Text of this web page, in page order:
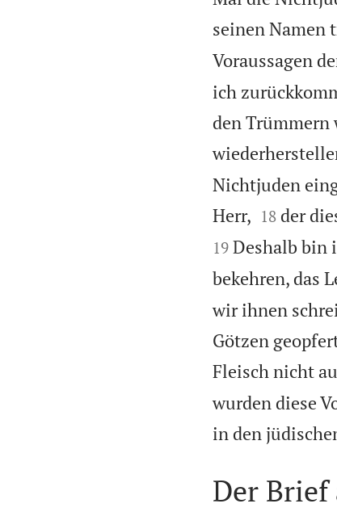
seinen Namen
Voraussagen
ich
den Trümmern
Nichtjuden
Herr,
18 der
19 Deshalb bin
bekehren, das
wir ihnen
Götzen
Fleisch nicht
wurden diese
in den
Der